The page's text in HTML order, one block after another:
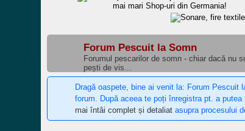
Forum Pescuit la Somn
Forumul pescarilor de somn - chiar dacă nu
pești de vis...
Dragă oaspete, bine ai venit la: Forum
forum. După aceea te poți înregistra pt. a
mai întâi complet și detaliatasupra procesului